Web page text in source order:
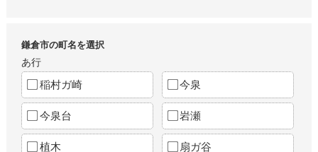
鎌倉市の町名を選択
あ行
稲村ガ崎 今泉
今泉台 岩瀬
植木 扇ガ谷